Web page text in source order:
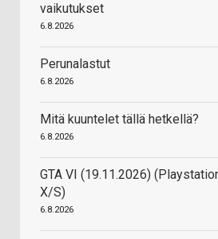
vaikutukset
6.8.2026
Perunalastut
6.8.2026
Mitä kuuntelet tällä hetkellä?
6.8.2026
GTA VI (19.11.2026)
X/S)
6.8.2026